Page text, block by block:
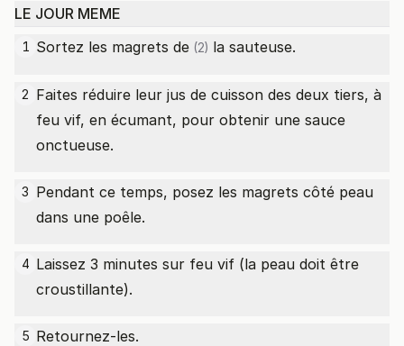
LE JOUR MEME
1 Sortez les magrets de (2) la sauteuse.
2 Faites réduire leur jus de cuisson des deux tiers, à
feu vif, en écumant, pour obtenir une sauce
onctueuse.
3 Pendant ce temps, posez les magrets côté peau
dans une poêle.
4 Laissez 3 minutes sur feu vif (la peau doit être
croustillante).
5 Retournez-les.